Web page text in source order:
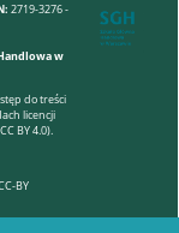
2719-3276 -
w
do treści
licencji
BY 4.0).
BY